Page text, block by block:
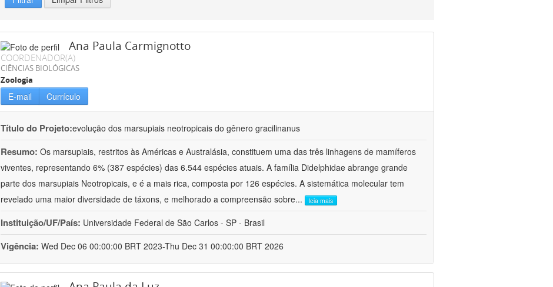
Ana Paula Carmignotto
COORDENADOR(A)
CIÊNCIAS BIOLÓGICAS
Zoologia
E-mail Currículo
Título do Projeto:evolução dos marsupiais neotropicais do gênero gracilinanus
Resumo: Os marsupiais, restritos às Américas e Australásia, constituem uma das três linhagens de mamíferos
viventes, representando 6% (387 espécies) das 6.544 espécies atuais. A família Didelphidae abrange grande
parte dos marsupiais Neotropicais, e é a mais rica, composta por 126 espécies. A sistemática molecular tem
revelado uma maior diversidade de táxons, e melhorado a compreensão sobre... leia mais
Instituição/UF/País: Universidade Federal de São Carlos - SP - Brasil
Vigência: Wed Dec 06 00:00:00 BRT 2023-Thu Dec 31 00:00:00 BRT 2026